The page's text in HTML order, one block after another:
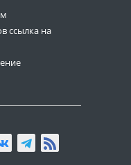
ссылка на